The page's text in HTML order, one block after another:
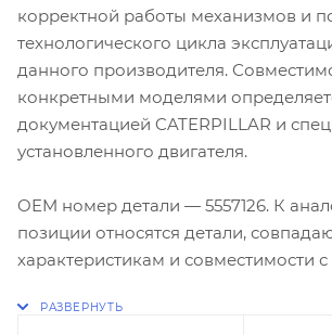
корректной работы механизмов и
технологического цикла
данного производителя.
конкретными моделями
документацией CATERPILLAR и
установленного двигателя.
OEM номер детали — 5557126. К
позиции относятся детали,
характеристикам и совместимости с